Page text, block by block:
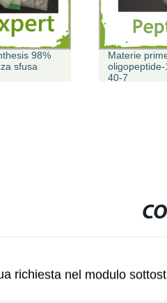
98%
sfusa
Materie
40-7
richiesta nel modulo